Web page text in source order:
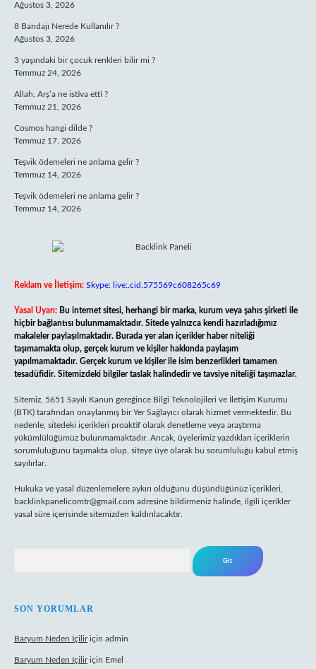
Ağustos 3, 2026
8 Bandajı Nerede Kullanılır ?
Ağustos 3, 2026
3 yaşındaki bir çocuk renkleri bilir mi ?
Temmuz 24, 2026
Allah, Arş’a ne istiva etti ?
Temmuz 21, 2026
Cosmos hangi dilde ?
Temmuz 17, 2026
Teşvik ödemeleri ne anlama gelir ?
Temmuz 14, 2026
Teşvik ödemeleri ne anlama gelir ?
Temmuz 14, 2026
Reklam ve İletişim: Skype: live:.cid.575569c608265c69
Yasal Uyarı: Bu internet sitesi, herhangi bir marka, kurum veya şahıs şirketi ile
hiçbir bağlantısı bulunmamaktadır. Sitede yalnızca kendi hazırladığımız
makaleler paylaşılmaktadır. Burada yer alan içerikler haber niteliği
taşımamakta olup, gerçek kurum ve kişiler hakkında paylaşım
yapılmamaktadır. Gerçek kurum ve kişiler ile isim benzerlikleri tamamen
tesadüfidir. Sitemizdeki bilgiler taslak halindedir ve tavsiye niteliği taşımazlar.
Sitemiz, 5651 Sayılı Kanun gereğince Bilgi Teknolojileri ve İletişim Kurumu
(BTK) tarafından onaylanmış bir Yer Sağlayıcı olarak hizmet vermektedir. Bu
nedenle, sitedeki içerikleri proaktif olarak denetleme veya araştırma
yükümlülüğümüz bulunmamaktadır. Ancak, üyelerimiz yazdıkları içeriklerin
sorumluluğunu taşımakta olup, siteye üye olarak bu sorumluluğu kabul etmiş
sayılırlar.
Hukuka ve yasal düzenlemelere aykırı olduğunu düşündüğünüz içerikleri,
backlinkpanelicomtr@gmail.com adresine bildirmeniz halinde, ilgili içerikler
yasal süre içerisinde sitemizden kaldırılacaktır.
SON YORUMLAR
Baryum Neden Içiliriçin admin
Baryum Neden Içiliriçin Emel